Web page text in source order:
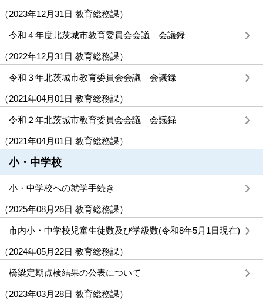
（2023年12月31日 教育総務課）
令和４年度北茨城市教育委員会会議 会議録
（2022年12月31日 教育総務課）
令和３年北茨城市教育委員会会議 会議録
（2021年04月01日 教育総務課）
令和２年北茨城市教育委員会会議 会議録
（2021年04月01日 教育総務課）
小・中学校
小・中学校への就学手続き
（2025年08月26日 教育総務課）
市内小・中学校児童生徒数及び学級数(令和8年5月1日現在)
（2024年05月22日 教育総務課）
橋梁定期点検結果の公表について
（2023年03月28日 教育総務課）